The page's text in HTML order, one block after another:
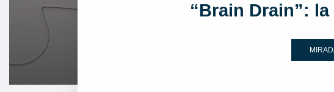
“Brain Drain”: